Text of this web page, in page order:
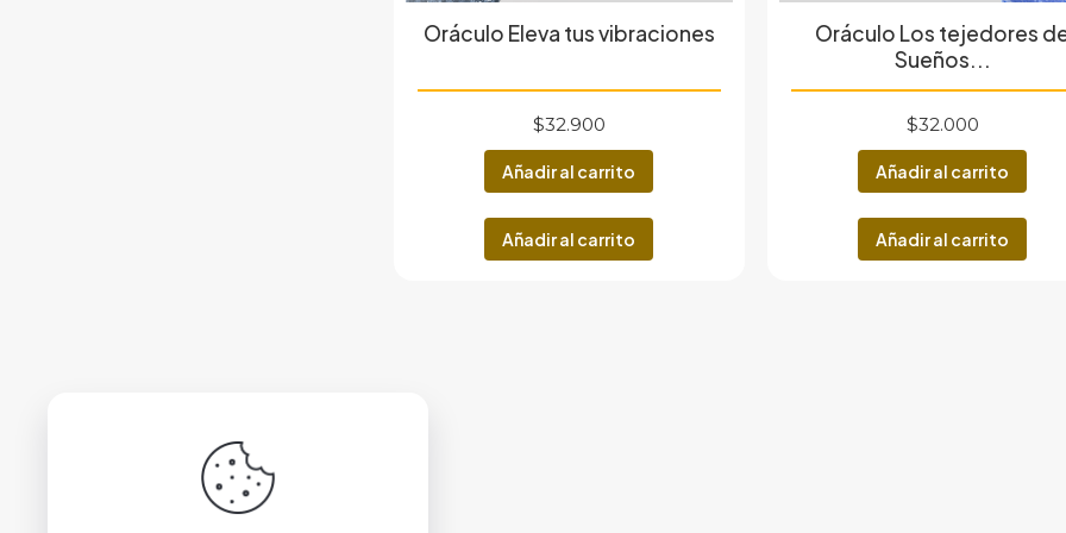
Oráculo Eleva tus vibraciones
$32.900
Añadir al carrito
Añadir al carrito
Oráculo Los tejedores
Sueños...
$32.000
Añadir al carrito
Añadir al carrito